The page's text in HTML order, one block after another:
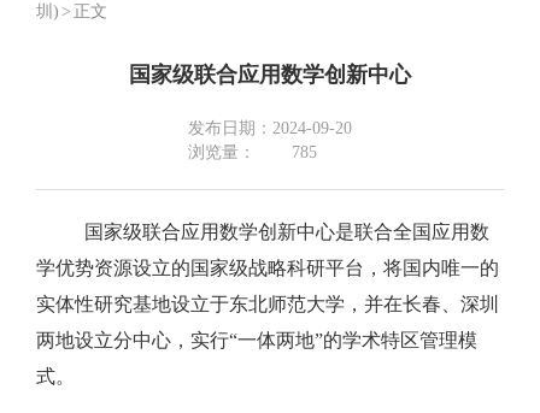
圳) > 正文
国家级联合应用数学创新中心
发布日期：2024-09-20
浏览量：
785
国家级联合应用数学创新中心是联合全国应用数
学优势资源设立的国家级战略科研平台，将国内唯一的
实体性研究基地设立于东北师范大学，并在长春、深圳
两地设立分中心，实行“一体两地”的学术特区管理模
式。